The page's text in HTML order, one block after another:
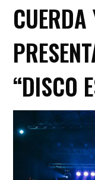
CUERDA
“DISCO